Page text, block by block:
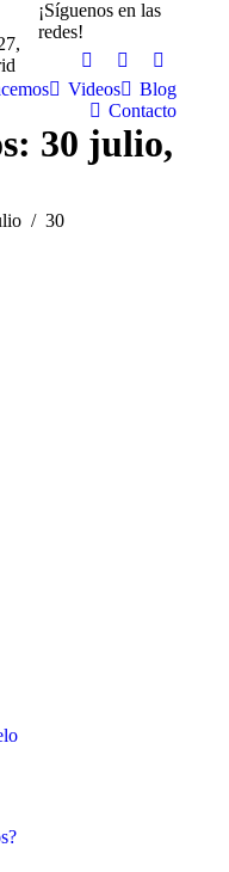
¡Síguenos en las
redes!
Videos
Blog
Contacto
30 julio,
30